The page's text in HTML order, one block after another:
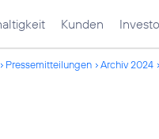
Kunden
Pressemitteilungen Archiv 2024